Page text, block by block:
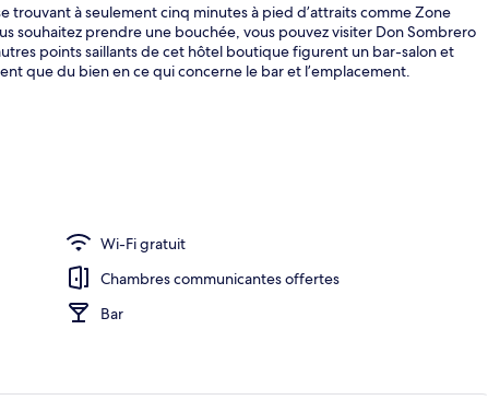
Draps
à seulement cinq minutes à pied d’attraits comme Zone
souhaitez prendre une bouchée, vous pouvez visiter Don Sombrero
points saillants de cet hôtel boutique figurent un bar-salon et
que du bien en ce qui concerne le bar et l’emplacement.
Wi-Fi gratuit
Chambres communicantes offertes
Bar